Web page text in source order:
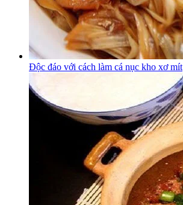
Độc đáo với cách làm cá nục kho xơ mít